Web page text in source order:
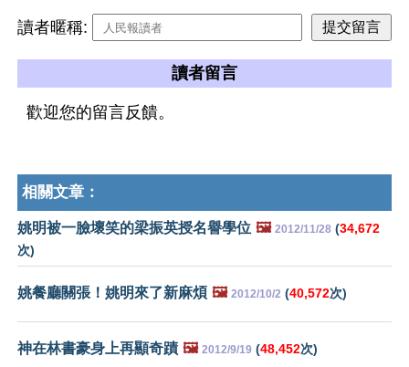
讀者暱稱:
讀者留言
歡迎您的留言反饋。
相關文章：
姚明被一臉壞笑的梁振英授名譽學位 🖼️ 2012/11/28 (34,672
次)
姚餐廳關張！姚明來了新麻煩 🖼️ 2012/10/2 (40,572次)
神在林書豪身上再顯奇蹟 🖼️ 2012/9/19 (48,452次)